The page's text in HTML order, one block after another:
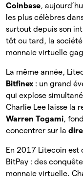
Coinbase,
les plus célèbres
surtout depuis son
tôt ou tard, la
monnaie virtuelle
La même année,
Bitfinex : un grand
qui explose
Charlie Lee laisse la
Warren Togami,
concentrer sur la
En 2017 Litecoin est
BitPay : des
monnaie virtuelle.